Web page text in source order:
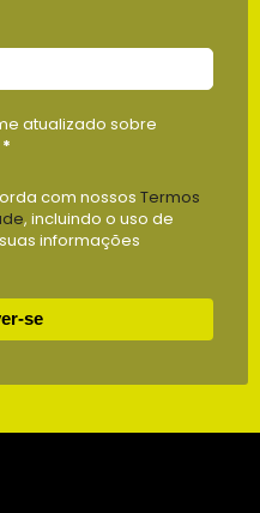
atualizado sobre
*
com nossos Termos
, incluindo o uso de
informações
se